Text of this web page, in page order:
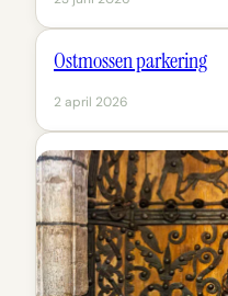
Ostmossen parkering
2 april 2026